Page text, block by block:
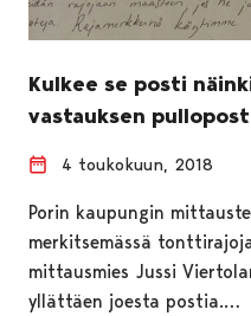
Kulkee se posti
vastauksen
4 toukokuun, 2018
Porin kaupungin
merkitsemässä
mittausmies Jussi
yllättäen joesta postia.…